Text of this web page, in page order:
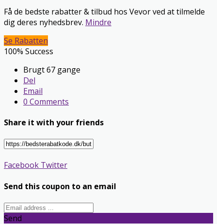
Få de bedste rabatter & tilbud hos Vevor ved at tilmelde
dig deres nyhedsbrev. Mindre
Se Rabatten
100% Success
Brugt 67 gange
Del
Email
0 Comments
Share it with your friends
Facebook Twitter
Send this coupon to an email
Send